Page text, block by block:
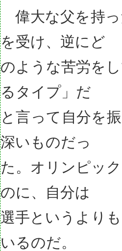
偉大な父を持
を受け、逆にど
のような苦労を
るタイプ」だ
と言って自分を
深いものだっ
た。オリンピッ
のに、自分は
選手というより
いるのだ。